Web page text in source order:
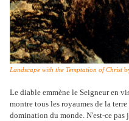
Landscape with the Temptation of Christ
Le diable emmène le Seigneur en
montre tous les royaumes de la
domination du monde. N'est-ce pas